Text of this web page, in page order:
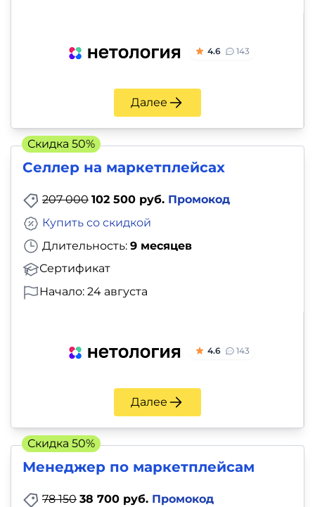
4.6 143
Далее
Селлер на маркетплейсах
207 000 102 500 руб. Промокод
Длительность: 9 месяцев
Сертификат
Купить со скидкой
Начало: 24 августа
4.6 143
Далее
Скидка 50%
Менеджер по маркетплейсам
78 150 38 700 руб. Промокод
Скидка 50%